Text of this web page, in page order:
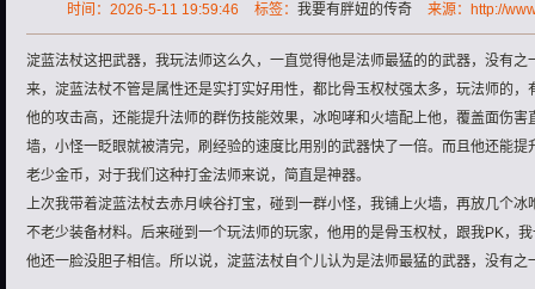
时间：2026-5-11 19:59:46 标签： 我要有胖妞的传奇 来源：http://
淀蓝法杖这把武器，我玩法师这么久，一直觉得他是法师最猛的的武器，没有
来，淀蓝法杖不管是属性还是实打实好用性，都比骨玉权杖强太多，玩法师的
他的攻击高，还能提升法师的群伤技能效果，冰咆哮和火墙配上他，覆盖面伤
墙，小怪一眨眼就被清完，刷经验的速度比用别的武器快了一倍。而且他还能
老少金币，对于我们这种打金法师来说，简直是神器。
上次我带着淀蓝法杖去赤月峡谷打宝，碰到一群小怪，我铺上火墙，再放几个
不老少装备材料。后来碰到一个玩法师的玩家，他用的是骨玉权杖，跟我PK，
他还一脸没胆子相信。所以说，淀蓝法杖自个儿认为是法师最猛的武器，没有之